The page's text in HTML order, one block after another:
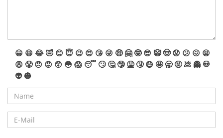
😀 😆 😂🤣 😊 😇 😉 😍 😘 😜 🤑 🤗 🤓 😎 🤡🤠 😟 😕 😖 😫
😩 😤 😠 😡 😲 😳 😱 😴 🙄 🤔 🤥 🤮 🤧 😷 🤩 🥱 🤬 💩 👻 💀
👽 🎃